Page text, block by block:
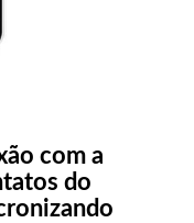
com a
do